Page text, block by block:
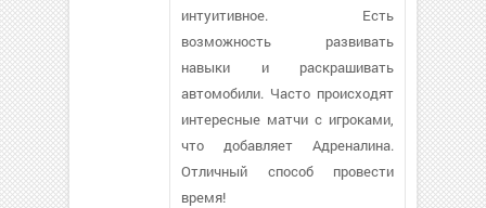
интуитивное. Есть
возможность развивать
навыки и раскрашивать
автомобили. Часто происходят
интересные матчи с игроками,
что добавляет Адреналина.
Отличный способ провести
время!